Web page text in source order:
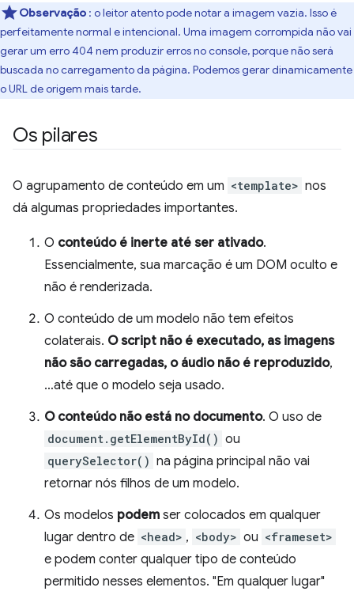
Observação : o leitor atento pode notar a imagem vazia. Isso é
perfeitamente normal e intencional. Uma imagem corrompida não vai
gerar um erro 404 nem produzir erros no console, porque não será
buscada no carregamento da página. Podemos gerar dinamicamente
o URL de origem mais tarde.
Os pilares
O agrupamento de conteúdo em um <template> nos
dá algumas propriedades importantes.
O conteúdo é inerte até ser ativado.
Essencialmente, sua marcação é um DOM oculto e
não é renderizada.
O conteúdo de um modelo não tem efeitos
colaterais. O script não é executado, as imagens
não são carregadas, o áudio não é reproduzido,
…até que o modelo seja usado.
O conteúdo não está no documento. O uso de
document.getElementById() ou
querySelector() na página principal não vai
retornar nós filhos de um modelo.
Os modelos podem ser colocados em qualquer
lugar dentro de <head> , <body> ou <frameset>
e podem conter qualquer tipo de conteúdo
permitido nesses elementos. "Em qualquer lugar"